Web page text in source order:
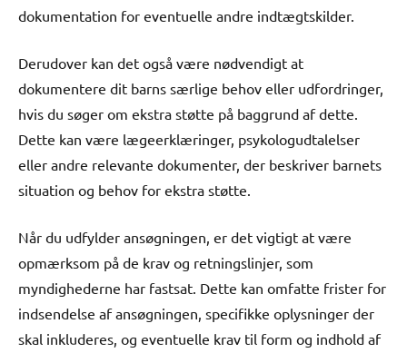
dokumentation for eventuelle andre indtægtskilder.
Derudover kan det også være nødvendigt at
dokumentere dit barns særlige behov eller udfordringer,
hvis du søger om ekstra støtte på baggrund af dette.
Dette kan være lægeerklæringer, psykologudtalelser
eller andre relevante dokumenter, der beskriver barnets
situation og behov for ekstra støtte.
Når du udfylder ansøgningen, er det vigtigt at være
opmærksom på de krav og retningslinjer, som
myndighederne har fastsat. Dette kan omfatte frister for
indsendelse af ansøgningen, specifikke oplysninger der
skal inkluderes, og eventuelle krav til form og indhold af